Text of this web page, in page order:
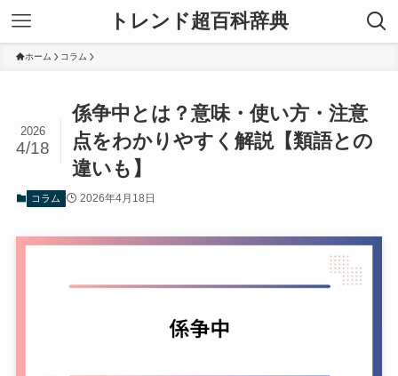
トレンド超百科辞典
ホーム コラム
係争中とは？意味・使い方・注意
点をわかりやすく解説【類語との
違いも】
2026
4/18
コラム 2026年4月18日